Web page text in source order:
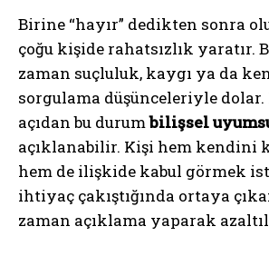
Birine “hayır” dedikten sonra
çoğu kişide rahatsızlık yaratır.
zaman suçluluk, kaygı ya da
sorgulama düşünceleriyle
açıdan bu durumbilişsel
açıklanabilir. Kişi hem kendini
hem de ilişkide kabul görmek
ihtiyaç çakıştığında ortaya
zaman açıklama yaparak